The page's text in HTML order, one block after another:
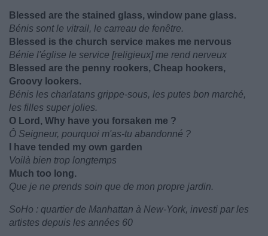
Blessed are the stained glass, window pane glass.
Bénis sont le vitrail, le carreau de fenêtre.
Blessed is the church service makes me nervous
Bénie l'église le service [religieux] me rend nerveux
Blessed are the penny rookers, Cheap hookers,
Groovy lookers.
Bénis les charlatans grippe-sous, les putes bon marché,
les filles super jolies.
O Lord, Why have you forsaken me ?
Ô Seigneur, pourquoi m'as-tu abandonné ?
I have tended my own garden
Voilà bien trop longtemps
Much too long.
Que je ne prends soin que de mon propre jardin.
SoHo : quartier de Manhattan à New-York, investi par les
artistes depuis les années 60